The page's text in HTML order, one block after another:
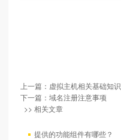
上一篇： 虚拟主机相关基础知识
下一篇： 域名注册注意事项
>> 相关文章
提供的功能组件有哪些？